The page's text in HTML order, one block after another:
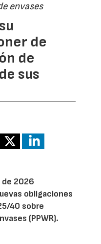
envases
de
de
sus
de 2026
obligaciones
40 sobre
(PPWR).